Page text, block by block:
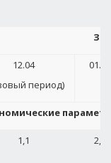
12.04
период)
01.05
1,1 2,5